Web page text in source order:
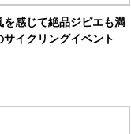
を感じて絶品ジビエも満
イクリングイベント